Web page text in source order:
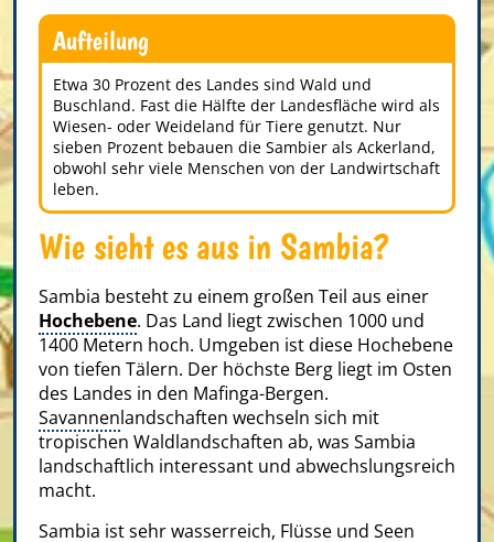
Aufteilung
Etwa 30 Prozent des Landes sind Wald und
Buschland. Fast die Hälfte der Landesfläche wird als
Wiesen- oder Weideland für Tiere genutzt. Nur
sieben Prozent bebauen die Sambier als Ackerland,
obwohl sehr viele Menschen von der Landwirtschaft
leben.
Wie sieht es aus in Sambia?
Sambia besteht zu einem großen Teil aus einer
Hochebene. Das Land liegt zwischen 1000 und
1400 Metern hoch. Umgeben ist diese Hochebene
von tiefen Tälern. Der höchste Berg liegt im Osten
des Landes in den Mafinga-Bergen.
Savannenlandschaften wechseln sich mit
tropischen Waldlandschaften ab, was Sambia
landschaftlich interessant und abwechslungsreich
macht.
Sambia ist sehr wasserreich, Flüsse und Seen